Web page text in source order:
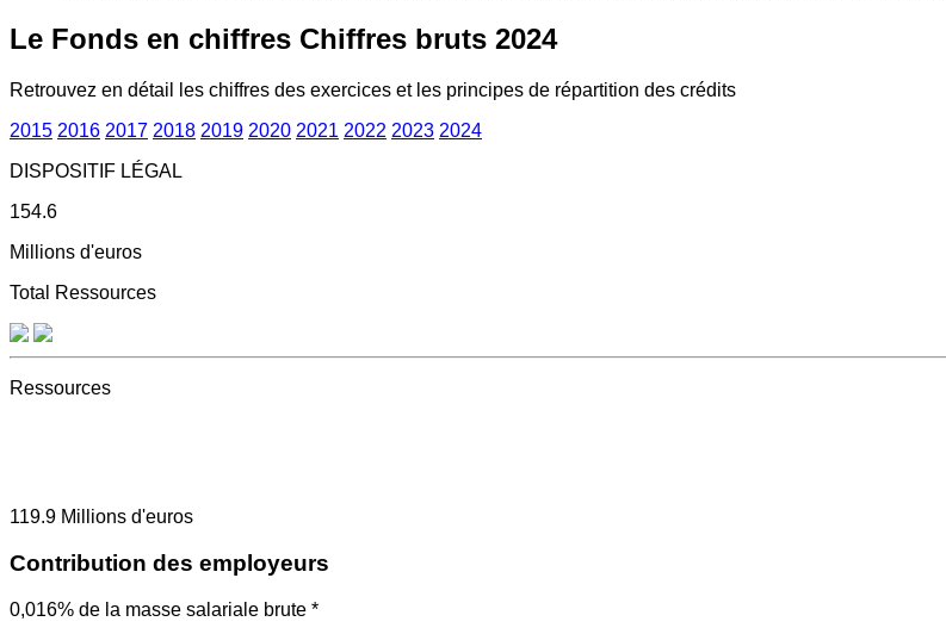
Le Fonds en chiffres Chiffres bruts 2024
Retrouvez en détail les chiffres des exercices et les principes de répartition des crédits
2015 2016 2017 2018 2019 2020 2021 2022 2023 2024
DISPOSITIF LÉGAL
154.6
Millions d'euros
Total Ressources
Ressources
119.9 Millions d'euros
Contribution des employeurs
0,016% de la masse salariale brute *